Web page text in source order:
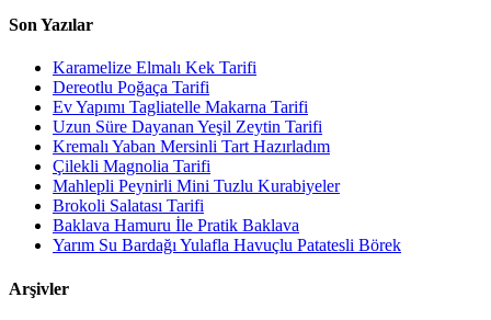
Son Yazılar
Karamelize Elmalı Kek Tarifi
Dereotlu Poğaça Tarifi
Ev Yapımı Tagliatelle Makarna Tarifi
Uzun Süre Dayanan Yeşil Zeytin Tarifi
Kremalı Yaban Mersinli Tart Hazırladım
Çilekli Magnolia Tarifi
Mahlepli Peynirli Mini Tuzlu Kurabiyeler
Brokoli Salatası Tarifi
Baklava Hamuru İle Pratik Baklava
Yarım Su Bardağı Yulafla Havuçlu Patatesli Börek
Arşivler